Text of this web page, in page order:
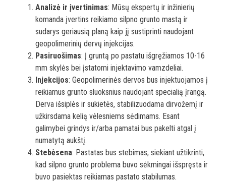
Analizė ir įvertinimas: Mūsų ekspertų ir inžinierių
komanda įvertins reikiamo silpno grunto mastą ir
sudarys geriausią planą kaip jį sustiprinti naudojant
geopolimerinių dervų injekcijas.
Pasiruošimas: Į gruntą po pastatu išgręžiamos 10-16
mm skylės bei įstatomi injektavimo vamzdeliai.
Injekcijos: Geopolimerinės dervos bus injektuojamos į
reikiamus grunto sluoksnius naudojant specialią įrangą.
Derva išsiplės ir sukietės, stabilizuodama dirvožemį ir
užkirsdama kelią vėlesniems sėdimams. Esant
galimybei grindys ir/arba pamatai bus pakelti atgal į
numatytą aukštį.
Stebėsena: Pastatas bus stebimas, siekiant užtikrinti,
kad silpno grunto problema buvo sėkmingai išspręsta ir
buvo pasiektas reikiamas pastato stabilumas.